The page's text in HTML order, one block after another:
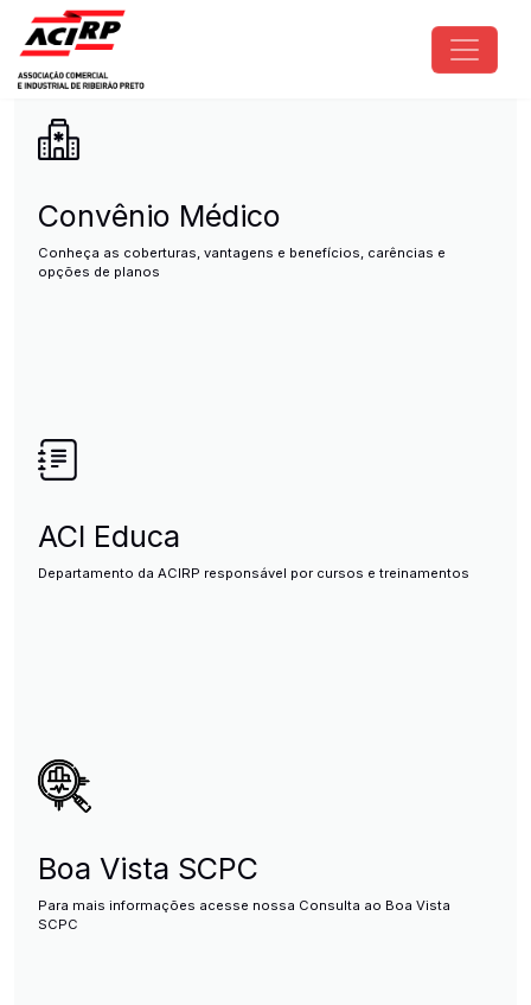
Pular para o conteúdo principal
ACIRP - Associação Comercial
Convênio Médico
Conheça as coberturas, vantagens e benefícios, carências e
opções de planos
ACI Educa
Departamento da ACIRP responsável por cursos e treinamentos
Boa Vista SCPC
Para mais informações acesse nossa Consulta ao Boa Vista
SCPC